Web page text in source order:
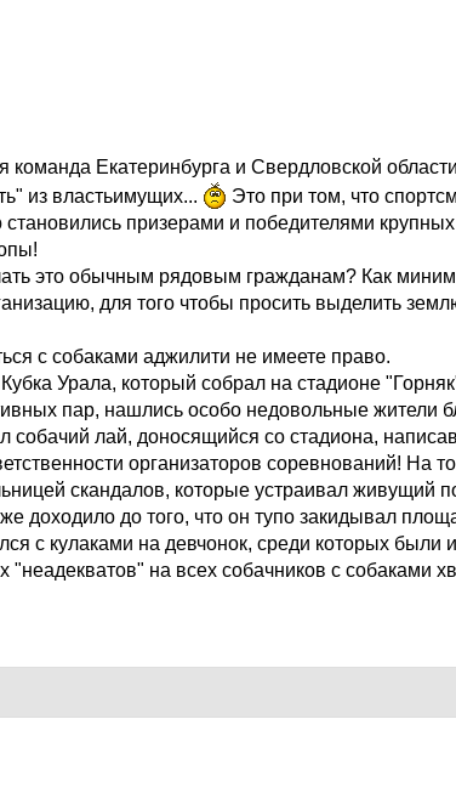
команда Екатеринбурга и Свердловской
из властьимущих...
Это при том, что
становились призерами и победителями
это обычным рядовым гражданам? Как
для того чтобы просить выделить
с собаками аджилити не имеете право.
Урала, который собрал на стадионе
пар, нашлись особо недовольные жители
лай, доносящийся со стадиона,
организаторов соревнований! На
скандалов, которые устраивал живущий
доходило до того, что он тупо закидывал
с кулаками на девчонок, среди которых были и
"неадекватов" на всех собачников с собаками